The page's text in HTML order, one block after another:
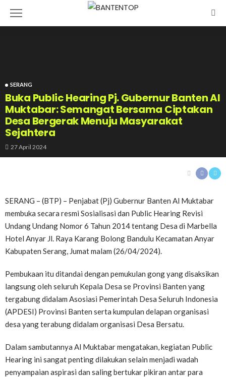
SERANG
Buka Public Hearing Pj. Gubernur Banten Al
Muktabar: Semangat Bersama Ciptakan
Desa Bergerak Menuju Masyarakat
Sejahtera
27 April 2024
SERANG – (BTP) – Penjabat (Pj) Gubernur Banten Al Muktabar
membuka secara resmi Sosialisasi dan Public Hearing Revisi
Undang Undang Nomor 6 Tahun 2014 tentang Desa di Marbella
Hotel Anyar Jl. Raya Karang Bolong Bandulu Kecamatan Anyar
Kabupaten Serang, Jumat malam (26/04/2024).
Pembukaan itu ditandai dengan pemukulan gong yang disaksikan
langsung oleh seluruh Kepala Desa se Provinsi Banten yang
tergabung didalam Asosiasi Pemerintah Desa Seluruh Indonesia
(APDESI) Provinsi Banten serta kumpulan delapan organisasi
desa yang terabung didalam organisasi Desa Bersatu.
Dalam sambutannya Al Muktabar mengatakan, kegiatan Public
Hearing ini sangat penting dilakukan selain menjadi wadah
penyampaian aspirasi dan saling bertukar pikiran antar para